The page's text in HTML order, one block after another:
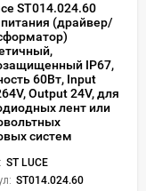
ST014.024.60
(драйвер/
IP67,
60Вт, Input
Output 24V, для
лент или
систем
ST LUCE
ST014.024.60